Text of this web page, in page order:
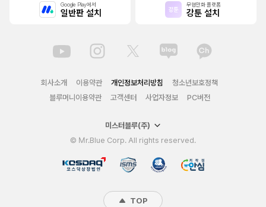
Google Play에서
일반판 설치
무협만화 플랫폼
강툰 설치
회사소개 이용약관 개인정보처리방침
청소년보호정책
블루머니이용약관
고객센터 사업자정보 PC버전
미스터블루(주)
© Mr.Blue Corp. All rights reserved.
TOP